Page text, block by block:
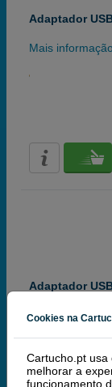
Adaptador
Mais informação
Adaptador
Mais
Cookies na
Cartucho.pt usa
melhorar a
funcionamento